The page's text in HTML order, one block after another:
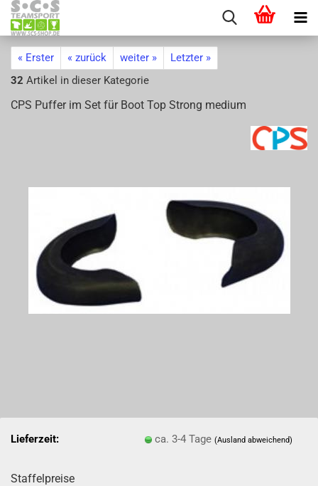
« Erster « zurück weiter »
Letzter »
32 Artikel in dieser Kategorie
CPS Puf­fer im Set für Boot Top Strong me­di­um
Lieferzeit: ca. 3-4 Tage(Ausland abweichend)
Staffelpreise